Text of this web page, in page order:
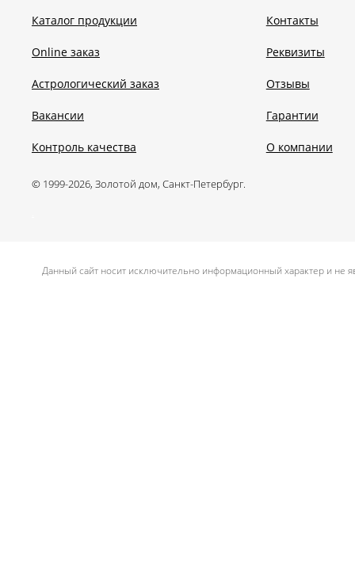
Каталог продукции
Online заказ
Астрологический заказ
Вакансии
Контроль качества
Контакты
Реквизиты
Отзывы
Гарантии
О компании
© 1999-2026, Золотой дом, Санкт-Петербург.
Данный сайт носит исключительно информационный характер и не